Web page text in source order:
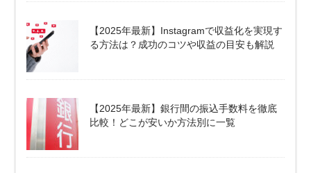
【2025年最新】Instagramで収益化を実現す
る方法は？成功のコツや収益の目安も解説
【2025年最新】銀行間の振込手数料を徹底
比較！どこが安いか方法別に一覧